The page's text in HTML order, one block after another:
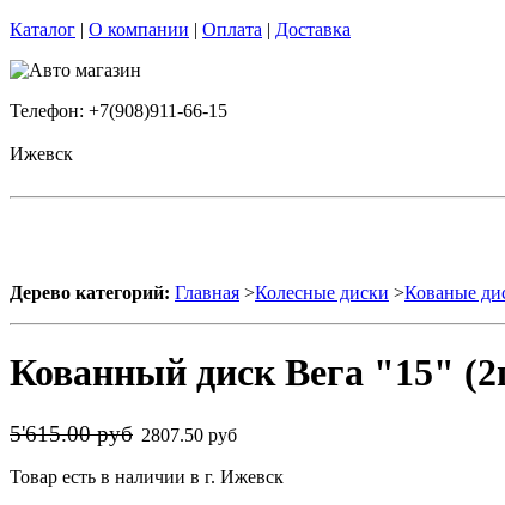
Каталог | О компании | Оплата | Доставка
Телефон: +7(908)911-66-15
Ижевск
Дерево категорий: Главная >Колесные диски >Кованые
Кованный диск Вега "15"
5'615.00 руб 2807.50 руб
Товар есть в наличии в г. Ижевск